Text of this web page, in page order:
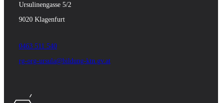
Ursulinengasse 5/2
9020 Klagenfurt
0463 511 540
rg-org-ursula@bildung-ktn.gv.at